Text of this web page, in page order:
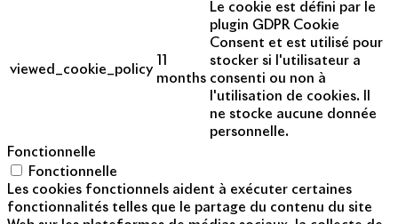
viewed_cookie_policy
months
Le cookie est défini par le
plugin GDPR Cookie
Consent et est utilisé pour
stocker si l'utilisateur a
consenti ou non à
l'utilisation de cookies. Il
ne stocke aucune donnée
personnelle.
Fonctionnelle
Fonctionnelle
Les cookies fonctionnels aident à exécuter certaines
fonctionnalités telles que le partage du contenu du site